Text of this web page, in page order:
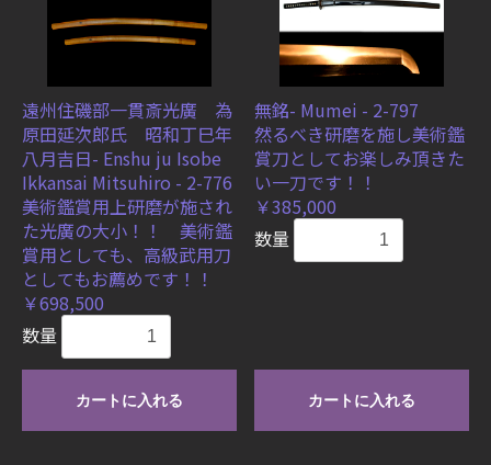
遠州住磯部一貫斎光廣 為
原田延次郎氏 昭和丁巳年
八月吉日- Enshu ju Isobe
Ikkansai Mitsuhiro - 2-776
美術鑑賞用上研磨が施され
た光廣の大小！！ 美術鑑
賞用としても、高級武用刀
としてもお薦めです！！
￥698,500
数量
カートに入れる
無銘- Mumei - 2-797
然るべき研磨を施し美術鑑
賞刀としてお楽しみ頂きた
い一刀です！！
￥385,000
数量
カートに入れる